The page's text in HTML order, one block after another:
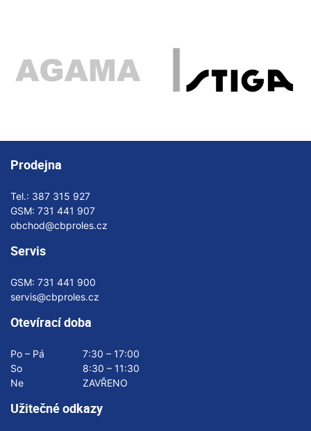
Prodejna
Tel.: 387 315 927
GSM: 731 441 907
obchod@cbproles.cz
Servis
GSM: 731 441 900
servis@cbproles.cz
Otevírací doba
Po – Pá
7:30 – 17:00
So
8:30 – 11:30
Ne
ZAVŘENO
Užitečné odkazy